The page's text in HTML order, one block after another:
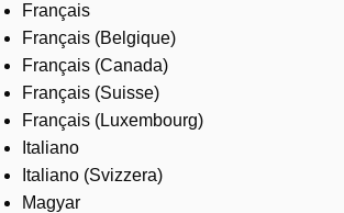
Français
Français (Belgique)
Français (Canada)
Français (Suisse)
Français (Luxembourg)
Italiano
Italiano (Svizzera)
Magyar